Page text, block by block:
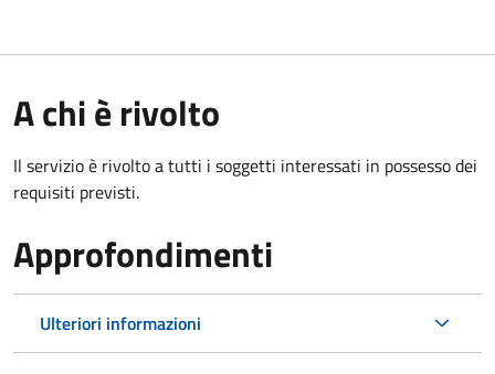
A chi è rivolto
Il servizio è rivolto a tutti i soggetti interessati in possesso dei
requisiti previsti.
Approfondimenti
Ulteriori informazioni